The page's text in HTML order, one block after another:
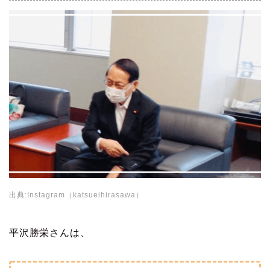
出典:Instagram（katsueihirasawa）
平沢勝栄さんは、